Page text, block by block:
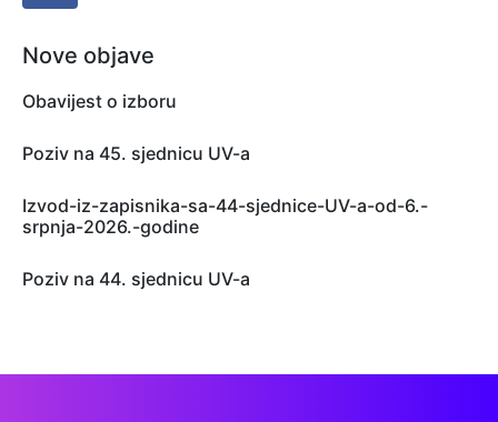
Nove objave
Obavijest o izboru
Poziv na 45. sjednicu UV-a
Izvod-iz-zapisnika-sa-44-sjednice-UV-a-od-6.-
srpnja-2026.-godine
Poziv na 44. sjednicu UV-a